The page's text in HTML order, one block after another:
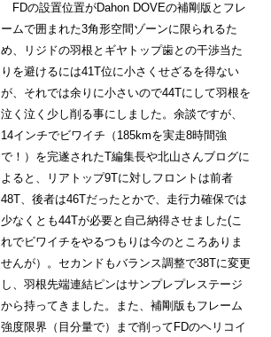
FDの設置位置がDahon DOVEの補剛版とフレ
ームで囲まれた3角形空間ゾーンに限られるた
め、リジドの羽根とギヤトップ歯との干渉当た
りを避けるには41T位に小さくせざるを得ない
が、それでは余りに小さいので44Tにして羽根を
泣く泣く少し削る事にしました。余談ですが、
14インチでビワイチ（185kmを実走8時間強
で！）を完遂されたT編集長や北山さんブログに
よると、リアトップ9Tに対しフロントは前者
48T、後者は46Tだったとかで、走行力確保では
少なくとも44Tが必要と自己納得させました(こ
れでビワイチをやるつもりは今のところありま
せんが）。セカンドもバランス調整で38Tに変更
し、羽根先端連結ピンはサンプレプレステージ
から持ってきました。また、補剛版もフレーム
強度限界（目分量で）まで削ってFDのヘリコイ